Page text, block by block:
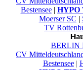
Bestensee| HYPO
Moerser SC |
TV
BERLIN
CV
Bestensee|